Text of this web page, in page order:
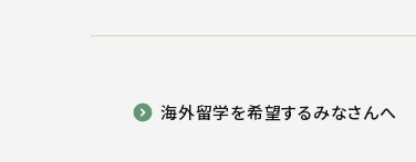
海外留学を希望するみなさんへ